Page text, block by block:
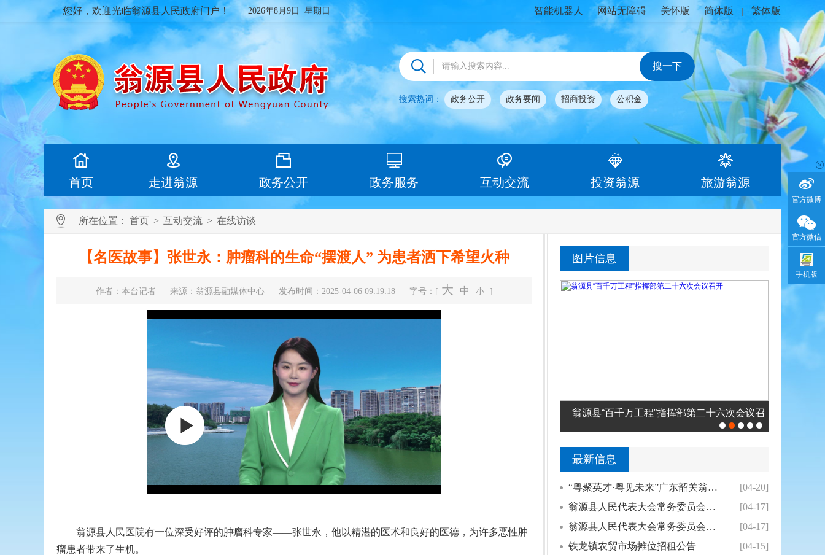
官方微博
官方微信
手机版
您好，欢迎光临翁源县人民政府门户！ 2026年8月9日 星期日 智能机器人 网站无障碍 关怀版 简体版 繁体版
搜索热词： 政务公开 政务要闻 招商投资 公积金
首页 走进翁源 政务公开 政务服务 互动交流 投资翁源 旅游翁源
所在位置： 首页 > 互动交流 > 在线访谈
【名医故事】张世永：肿瘤科的生命“摆渡人” 为患者洒下希望火种
作者：本台记者 来源：翁源县融媒体中心 发布时间：2025-04-06 09:19:18 字号：[ 大 中 小 ]
翁源县人民医院有一位深受好评的肿瘤科专家——张世永，他以精湛的医术和良好的医德，为许多恶性肿
瘤患者带来了生机。
图片信息
翁源县“百千万工程”指挥部第二十七次会议召
开
翁源县“百千万工程”指挥部第二十六次会议召
最新信息
“粤聚英才·粤见未来”广东韶关翁源中学教育集团<...
[04-20]
翁源县人民代表大会常务委员会关于接受陈福环辞职请...
[04-17]
翁源县人民代表大会常务委员会任命名单
[04-17]
铁龙镇农贸市场摊位招租公告
[04-15]